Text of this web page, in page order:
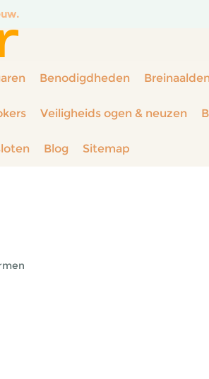
Benodigdheden Breinaalden
Veiligheids ogen & neuzen
Blog Sitemap